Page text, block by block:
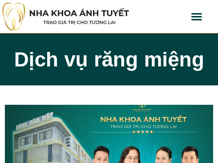
Dịch vụ răng miệng